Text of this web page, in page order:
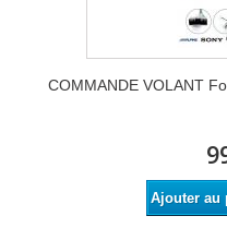
COMMANDE VOLANT
Ajouter au